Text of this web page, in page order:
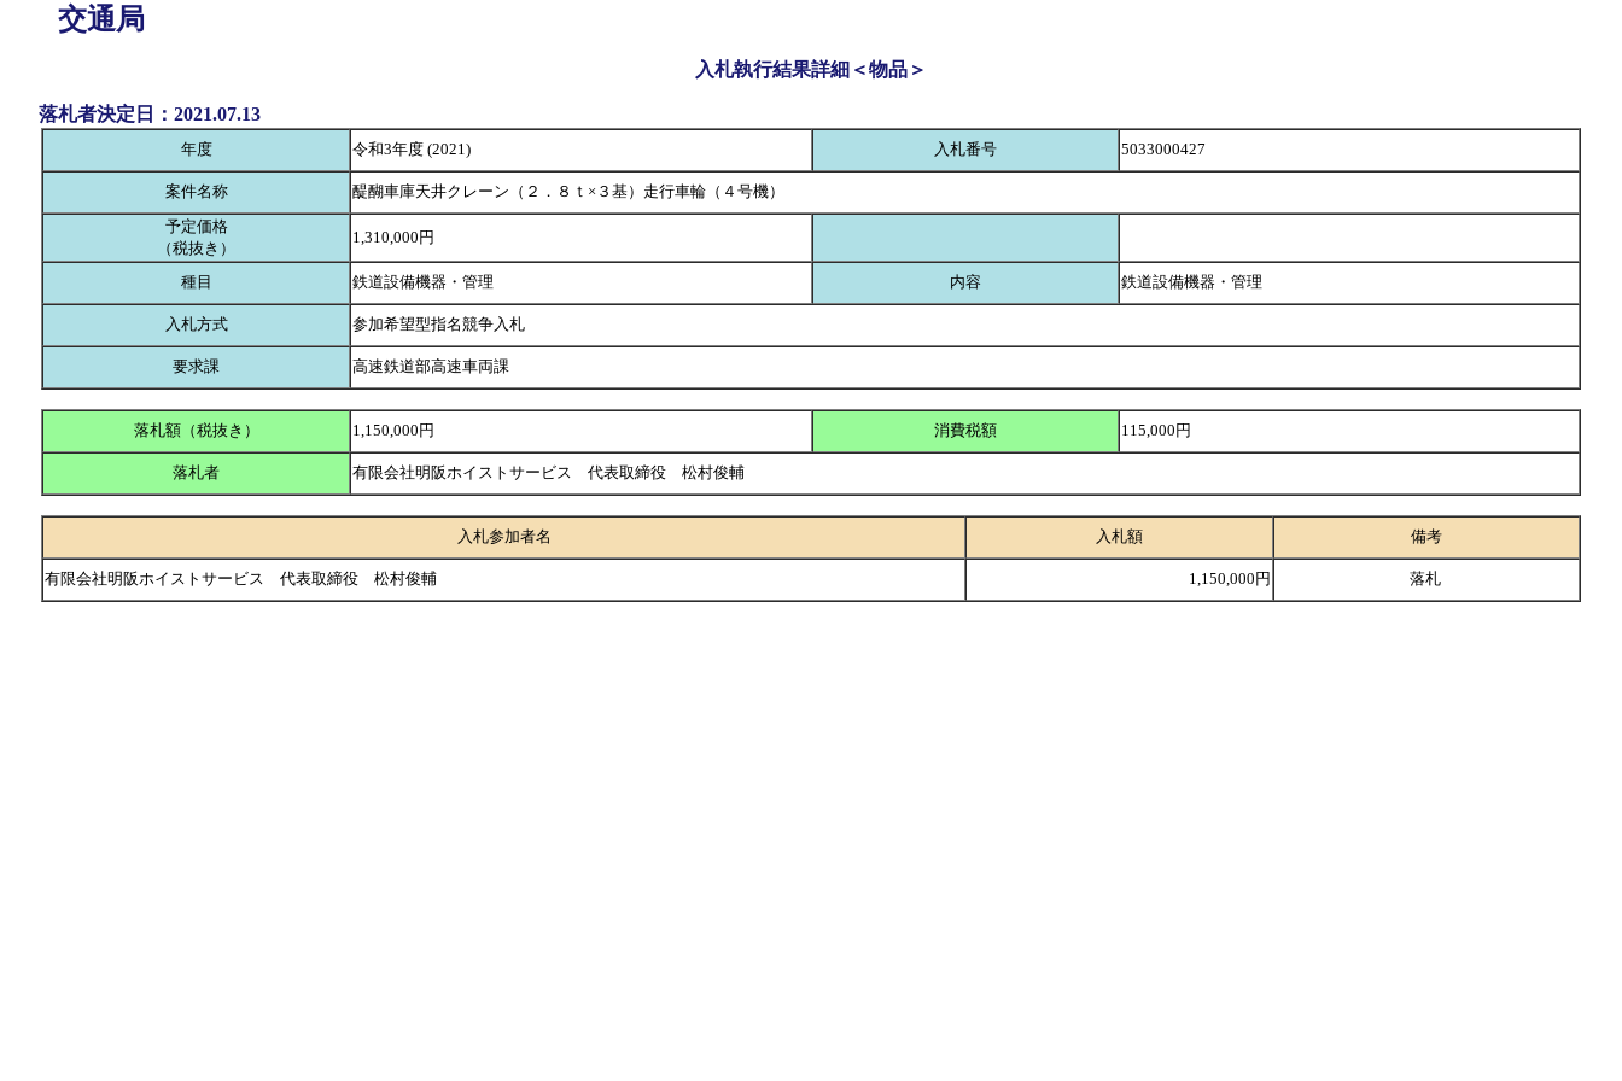
交通局
入札執行結果詳細＜物品＞
落札者決定日：2021.07.13
年度 令和3年度 (2021) 入札番号 5033000427
案件名称
醍醐車庫天井クレーン（２．８ｔ×３基）走行車輪（４号機）
予定価格
（税抜き）
1,310,000円
種目 鉄道設備機器・管理 内容 鉄道設備機器・管理
入札方式 参加希望型指名競争入札
要求課 高速鉄道部高速車両課
落札額（税抜き） 1,150,000円 消費税額 115,000円
落札者 有限会社明阪ホイストサービス 代表取締役 松村俊輔
入札参加者名 入札額 備考
有限会社明阪ホイストサービス 代表取締役 松村俊輔 1,150,000円 落札